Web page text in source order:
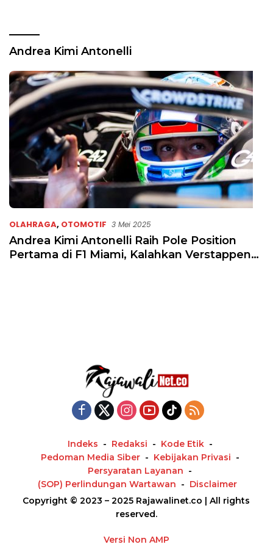
Andrea Kimi Antonelli
OLAHRAGA, OTOMOTIF 3 Mei 2025
Andrea Kimi Antonelli Raih Pole Position
Pertama di F1 Miami, Kalahkan Verstappen
Indeks Redaksi
Kode Etik
Pedoman Media Siber
Kebijakan Privasi
Persyaratan Layanan
(SOP) Perlindungan Wartawan
Disclaimer
Copyright © 2023 – 2025 Rajawalinet.co | All rights
reserved.
Versi Non AMP